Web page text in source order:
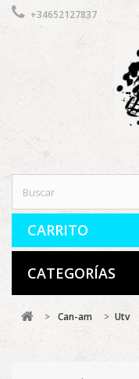
+34652127837
CARRITO
CATEGORÍAS
> Can-am > Utv